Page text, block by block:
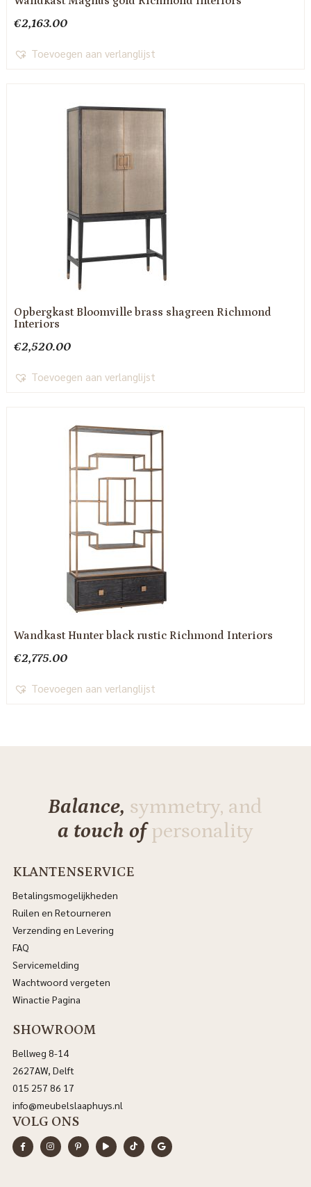
€2,163.00
Toevoegen aan verlanglijst
Opbergkast Bloomville brass shagreen Richmond
Interiors
€2,520.00
Toevoegen aan verlanglijst
Wandkast Hunter black rustic Richmond Interiors
€2,775.00
Toevoegen aan verlanglijst
Balance, symmetry, and
a touch ofpersonality
KLANTENSERVICE
Betalingsmogelijkheden
Ruilen en Retourneren
Verzending en Levering
FAQ
Servicemelding
Wachtwoord vergeten
Winactie Pagina
SHOWROOM
Bellweg 8-14
2627AW, Delft
015 257 86 17
info@meubelslaaphuys.nl
VOLG ONS